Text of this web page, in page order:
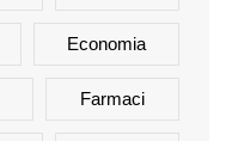
Economia
Farmaci